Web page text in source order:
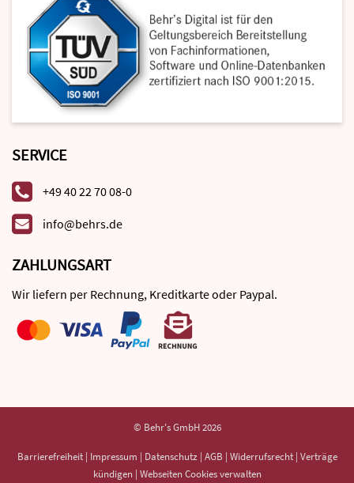
SERVICE
+49 40 22 70 08-0
info@behrs.de
ZAHLUNGSART
Wir liefern per Rechnung, Kreditkarte oder Paypal.
© Behr's GmbH 2026
Barrierefreiheit | Impressum | Datenschutz | AGB | Widerrufsrecht | Verträge
kündigen | Webseiten Cookies verwalten